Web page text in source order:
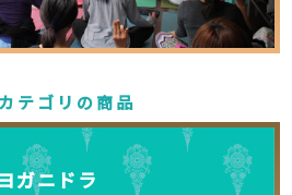
テゴリの商品
ヨガニドラ